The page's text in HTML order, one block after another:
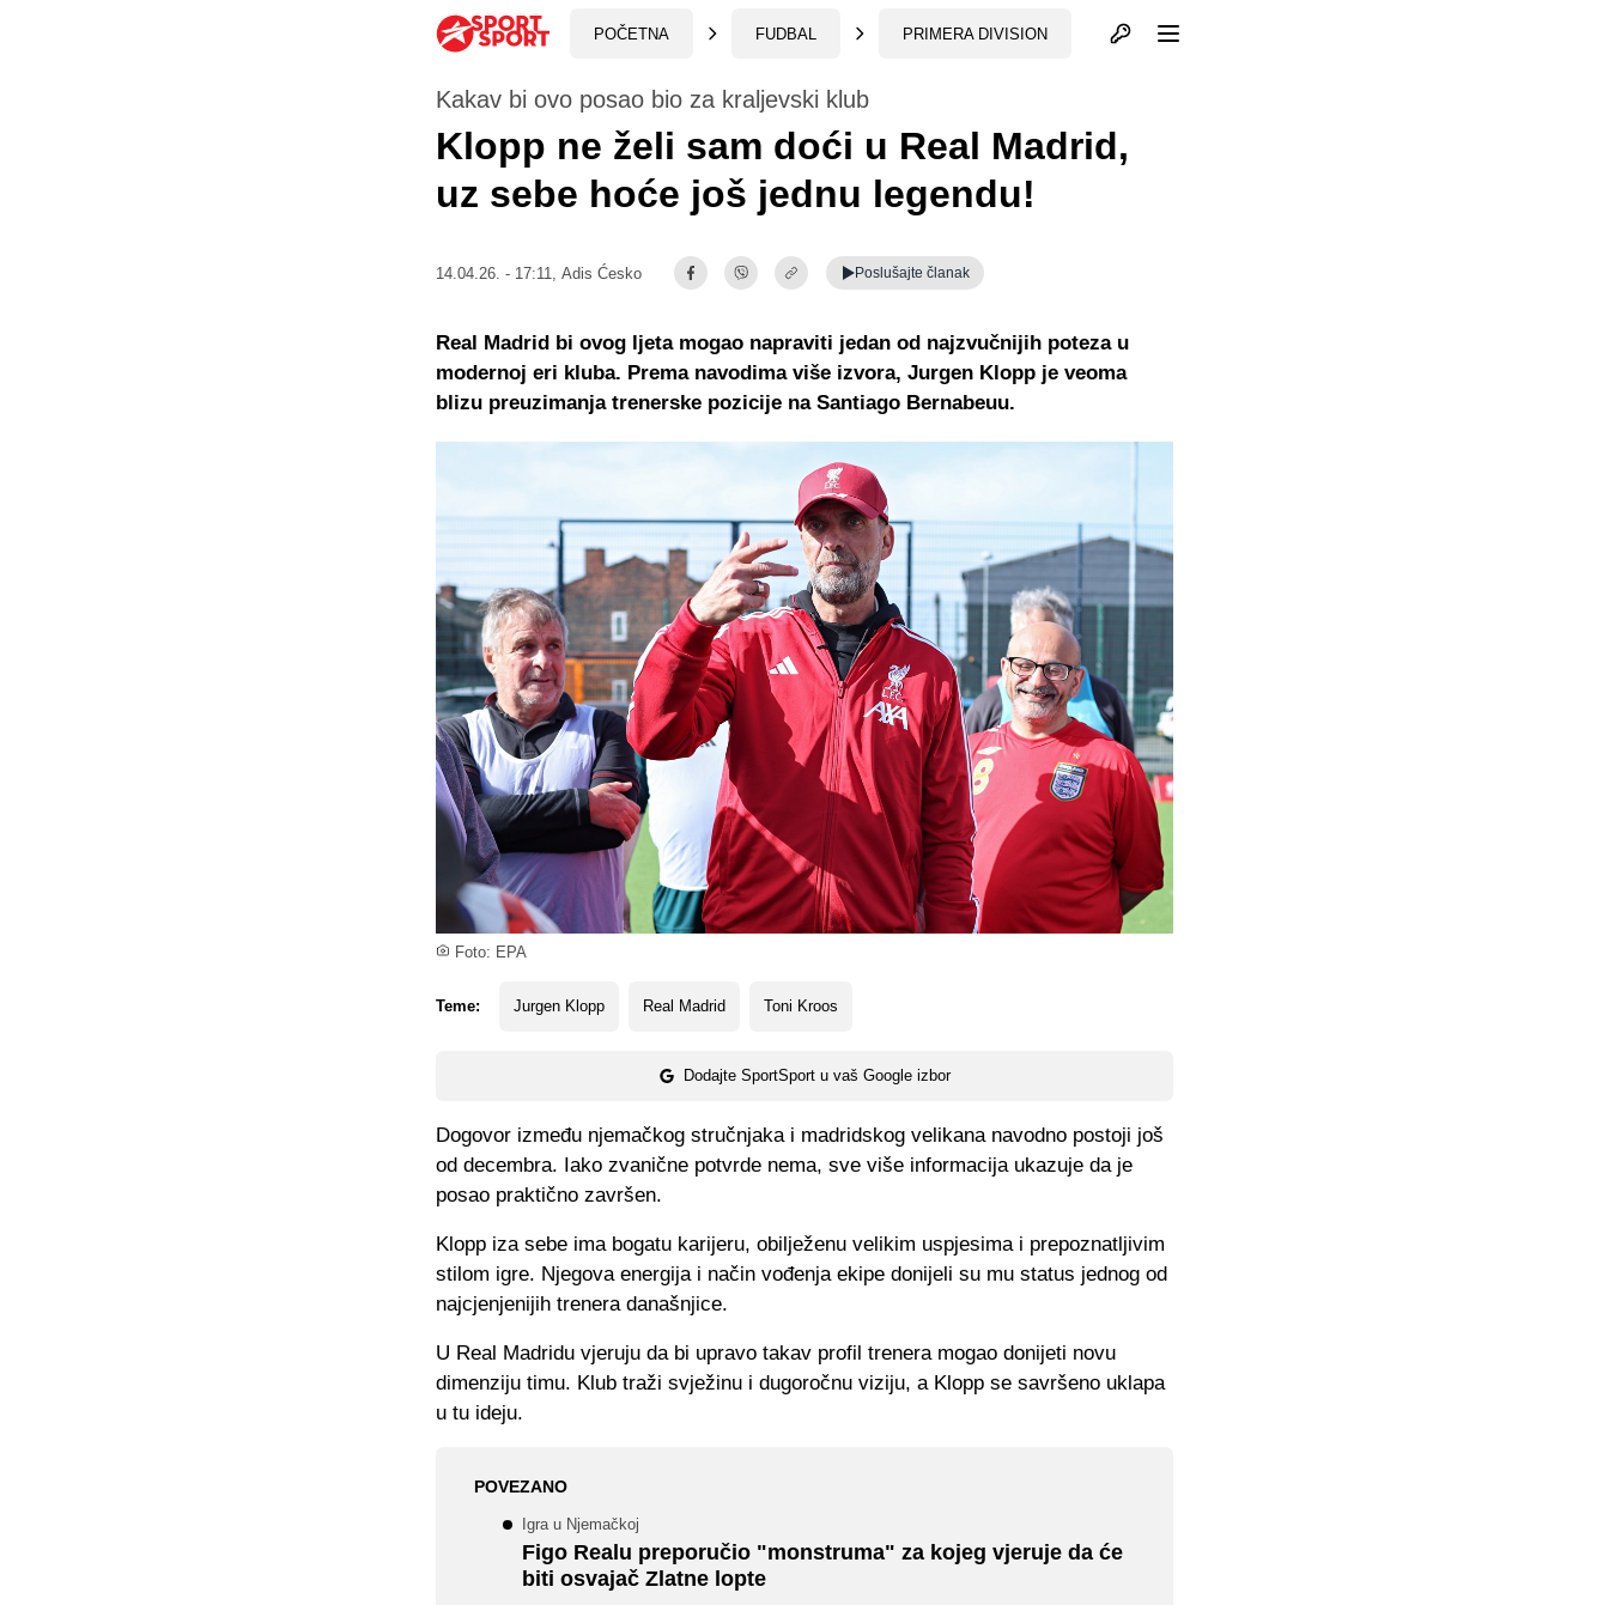
POČETNA FUDBAL PRIMERA DIVISION Otvori profil
Foto: EPA
Kakav bi ovo posao bio za kraljevski klub
Klopp ne želi sam doći u Real Madrid,
uz sebe hoće još jednu legendu!
14.04.26. - 17:11, Adis Ćesko Poslušajte članak
Teme: Jurgen Klopp Real Madrid Toni Kroos
Dodajte SportSport u vaš Google izbor
Real Madrid bi ovog ljeta mogao napraviti jedan od najzvučnijih poteza u
modernoj eri kluba. Prema navodima više izvora, Jurgen Klopp je veoma
blizu preuzimanja trenerske pozicije na Santiago Bernabeuu.
Dogovor između njemačkog stručnjaka i madridskog velikana navodno postoji još
od decembra. Iako zvanične potvrde nema, sve više informacija ukazuje da je
posao praktično završen.
Klopp iza sebe ima bogatu karijeru, obilježenu velikim uspjesima i prepoznatljivim
stilom igre. Njegova energija i način vođenja ekipe donijeli su mu status jednog od
najcjenjenijih trenera današnjice.
U Real Madridu vjeruju da bi upravo takav profil trenera mogao donijeti novu
dimenziju timu. Klub traži svježinu i dugoročnu viziju, a Klopp se savršeno uklapa
u tu ideju.
POVEZANO
Igra u Njemačkoj
Figo Realu preporučio "monstruma" za kojeg vjeruje da će
biti osvajač Zlatne lopte